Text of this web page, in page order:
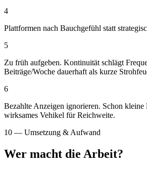
4
Plattformen nach Bauchgefühl statt
5
Zu früh aufgeben. Kontinuität schlägt
Beiträge/Woche dauerhaft als kurze
6
Bezahlte Anzeigen ignorieren. Schon kleine
wirksames Vehikel für Reichweite.
10 — Umsetzung & Aufwand
Wer macht die Arbeit?